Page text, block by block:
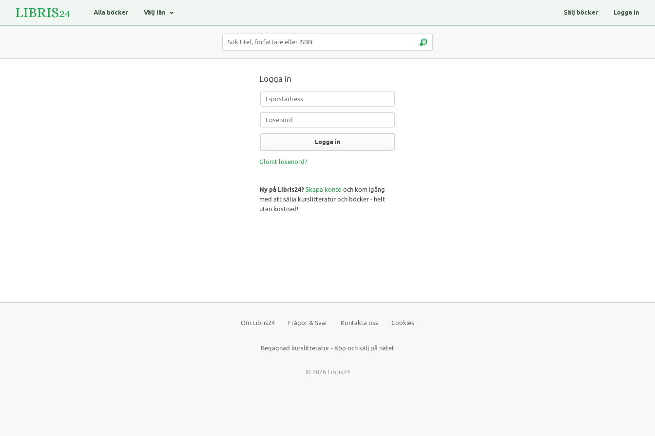
Alla böcker Välj län Sälj böcker Logga in
Logga in
Logga in
Glömt lösenord?
Ny på Libris24?Skapa konto och kom igång
med att sälja kurslitteratur och böcker - helt
utan kostnad!
Om Libris24 Frågor & Svar Kontakta oss Cookies
Begagnad kurslitteratur - Köp och sälj på nätet
© 2026 Libris24